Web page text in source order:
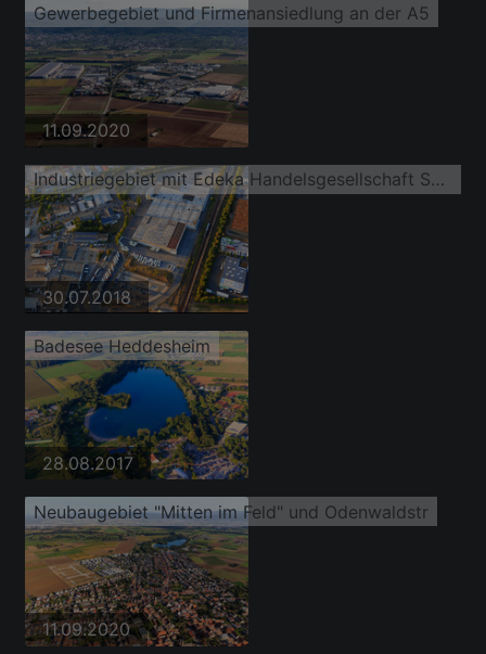
Gewerbegebiet und Firmenansiedlung an der A5
11.09.2020
Industriegebiet mit Edeka Handelsgesellschaft Südwest mbH - Zentrallager
30.07.2018
Badesee Heddesheim
28.08.2017
Neubaugebiet "Mitten im Feld" und Odenwaldstr
11.09.2020